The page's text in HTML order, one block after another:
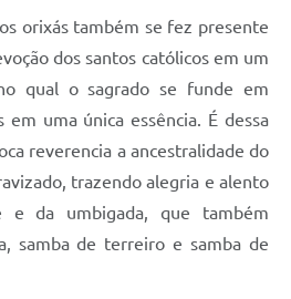
orixás também se fez presente
dos santos católicos em um
qual o sagrado se funde em
uma única essência. É dessa
reverencia a ancestralidade do
trazendo alegria e alento
da umbigada, que também
samba de terreiro e samba de